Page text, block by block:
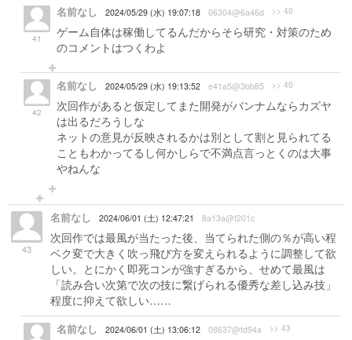
41
名前なし 2024/05/29 (水) 19:07:18 06304@6a46d >> 40
ゲーム自体は稼働してるんだからそら研究・対策のため
のコメントはつくわよ
42
名前なし 2024/05/29 (水) 19:13:52 e41a5@3bb85 >> 40
次回作があると仮定してまた開発がバンナムならカズヤ
は出るだろうしな
ネットの意見が反映されるかは別として割と見られてる
こともわかってるし何かしらで不満点言っとくのは大事
やねんな
43
名前なし 2024/06/01 (土) 12:47:21 8a13a@f201c
次回作では最風が当たった後、当てられた側の％が高い程
ベク変で大きく吹っ飛び方を変えられるように調整して欲
しい。とにかく即死コンが強すぎるから、せめて最風は
「読み合い次第で次の技に繋げられる優秀な差し込み技」
程度に抑えて欲しい……
名前なし 2024/06/01 (土) 13:06:12 08637@fd94a >> 43